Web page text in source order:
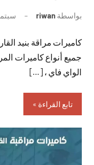
بواسطة riwan سبتمبر 28,
كاميرات مراقة بنيد
جميع أنواع كاميرات
الواي فاي ، […]
تابع القراءة